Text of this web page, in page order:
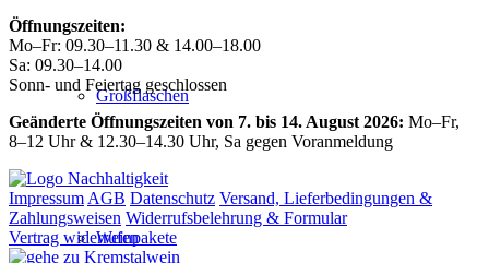
Großflaschen
Weinpakete
Öffnungszeiten:
Mo–Fr: 09.30–11.30 & 14.00–18.00
Sa: 09.30–14.00
Sonn- und Feiertag geschlossen
Geänderte Öffnungszeiten von 7. bis 14. August 2026: Mo–Fr,
8–12 Uhr & 12.30–14.30 Uhr, Sa gegen Voranmeldung
Impressum AGB Datenschutz Versand, Lieferbedingungen &
Zahlungsweisen Widerrufsbelehrung & Formular
Vertrag widerrufen